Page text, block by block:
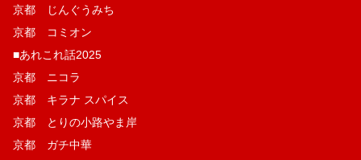
京都 じんぐうみち
京都 コミオン
■あれこれ話2025
京都 ニコラ
京都 キラナ スパイス
京都 とりの小路やま岸
京都 ガチ中華